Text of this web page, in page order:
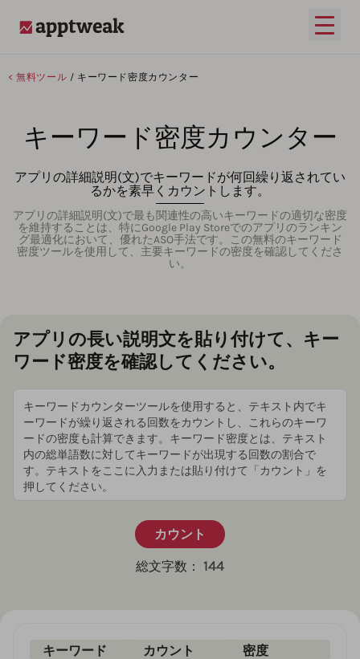
メイ
< 無料ツール / キーワード密度カウンター
キーワード密度カウンター
アプリの詳細説明(文)でキーワードが何回繰り返されてい
るかを素早くカウントします。
アプリの詳細説明(文)で最も関連性の高いキーワードの適切な密度
を維持することは、特にGoogle Play Storeでのアプリのランキン
グ最適化において、優れたASO手法です。この無料のキーワード
密度ツールを使用して、主要キーワードの密度を確認してくださ
い。
アプリの長い説明文を貼り付けて、キー
ワード密度を確認してください。
総文字数： 144
カウント
キーワード カウント 密度